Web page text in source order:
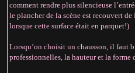
comment rendre plus silencieuse
le plancher de la scène est recouvert
lorsque cette surface était en parquet!)
Lorsqu’on choisit un chausson, il faut
professionnelles, la hauteur et la forme